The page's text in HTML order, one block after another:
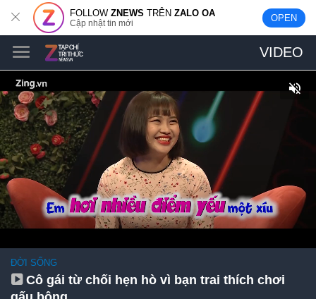
FOLLOWZNEWS TRÊNZALO OA
Cập nhật tin mới OPEN
VIDEO
ĐỜI SỐNG
Cô gái từ chối hẹn hò vì bạn trai thích chơi